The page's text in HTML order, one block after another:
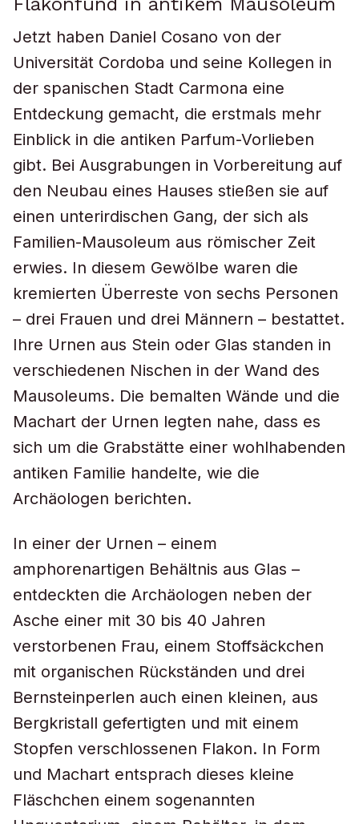
Jetzt haben Daniel Cosano von der
Universität Cordoba und seine Kollegen in
der spanischen Stadt Carmona eine
Entdeckung gemacht, die erstmals mehr
Einblick in die antiken Parfum-Vorlieben
gibt. Bei Ausgrabungen in Vorbereitung auf
den Neubau eines Hauses stießen sie auf
einen unterirdischen Gang, der sich als
Familien-Mausoleum aus römischer Zeit
erwies. In diesem Gewölbe waren die
kremierten Überreste von sechs Personen
– drei Frauen und drei Männern – bestattet.
Ihre Urnen aus Stein oder Glas standen in
verschiedenen Nischen in der Wand des
Mausoleums. Die bemalten Wände und die
Machart der Urnen legten nahe, dass es
sich um die Grabstätte einer wohlhabenden
antiken Familie handelte, wie die
Archäologen berichten.
In einer der Urnen – einem
amphorenartigen Behältnis aus Glas –
entdeckten die Archäologen neben der
Asche einer mit 30 bis 40 Jahren
verstorbenen Frau, einem Stoffsäckchen
mit organischen Rückständen und drei
Bernsteinperlen auch einen kleinen, aus
Bergkristall gefertigten und mit einem
Stopfen verschlossenen Flakon. In Form
und Machart entsprach dieses kleine
Fläschchen einem sogenannten